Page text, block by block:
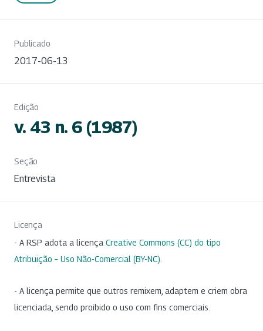
Publicado
2017-06-13
Edição
v. 43 n. 6 (1987)
Seção
Entrevista
Licença
- A RSP adota a licença Creative Commons (CC) do tipo
Atribuição – Uso Não-Comercial (BY-NC)
- A licença permite que outros remixem, adaptem e criem obra
licenciada, sendo proibido o uso com fins comerciais.